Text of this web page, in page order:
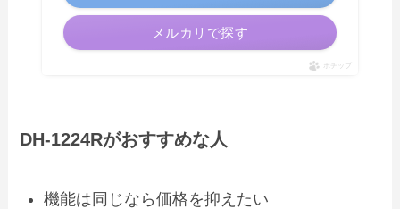
メルカリで探す
ポチップ
DH‑1224Rがおすすめな人
機能は同じなら価格を抑えたい